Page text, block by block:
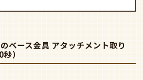
ベース金具 アタッチメント取り
）